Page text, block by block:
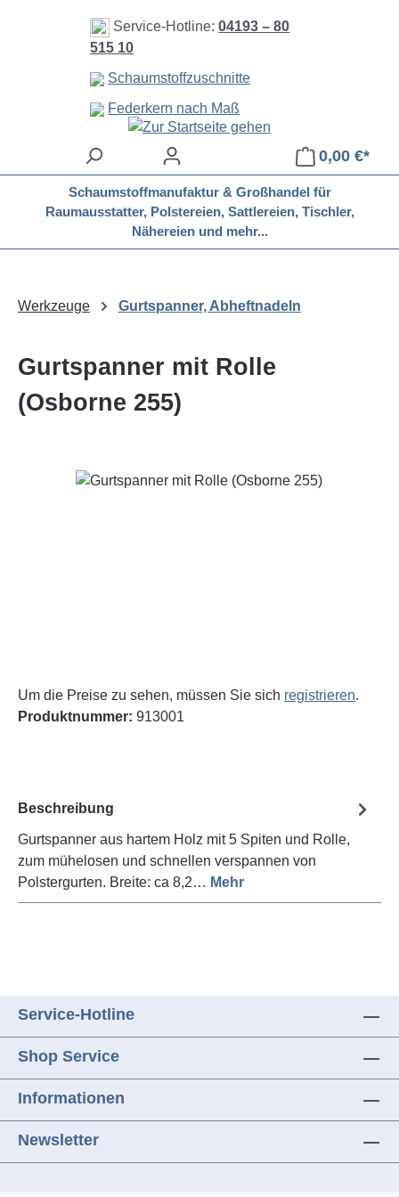
Zum Hauptinhalt springen
Service-Hotline:04193 – 80
515 10
Schaumstoffzuschnitte
Federkern nach Maß
0,00 €*
Schaumstoffmanufaktur & Großhandel für
Raumausstatter, Polstereien, Sattlereien, Tischler,
Nähereien und mehr...
Werkzeuge Gurtspanner, Abheftnadeln
Gurtspanner mit Rolle
(Osborne 255)
Bildergalerie überspringen
Um die Preise zu sehen, müssen Sie sich registrieren.
Produktnummer: 913001
Beschreibung
Gurtspanner aus hartem Holz mit 5 Spiten und Rolle,
zum mühelosen und schnellen verspannen von
Polstergurten. Breite: ca 8,2… Mehr
Service-Hotline
Shop Service
Informationen
Newsletter